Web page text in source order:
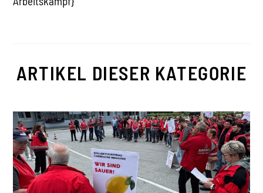
ARTIKEL DIESER KATEGORIE